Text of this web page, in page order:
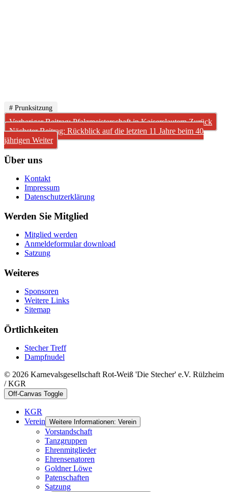
# Prunksitzung
Vorheriger Beitrag: Pfalzmeisterschaft in KaiserslauternZurück
Nächster Beitrag: Rückblick auf die letzten 11 Jahre beim 40
jährigen Weiter
Über uns
Kontakt
Impressum
Datenschutzerklärung
Werden Sie Mitglied
Mitglied werden
Anmeldeformular download
Satzung
Weiteres
Sponsoren
Weitere Links
Sitemap
Örtlichkeiten
Stecher Treff
Dampfnudel
© 2026 Karnevalsgesellschaft Rot-Weiß 'Die Stecher' e.V. Rülzheim
/ KGR
Off-Canvas Toggle
KGR
Verein Weitere Informationen: Verein
Vorstandschaft
Tanzgruppen
Ehrenmitglieder
Ehrensenatoren
Goldner Löwe
Patenschaften
Satzung